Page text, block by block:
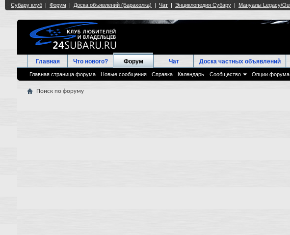
Главная Что нового? Форум
Главная страница форума Новые сообщения Справка Календарь Сообщество Опции форума
Чат Доска частных объявлений
Поиск по форуму